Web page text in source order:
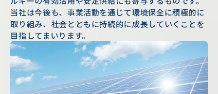
当社は今後も、事業活動を通じて環境保全に積極的に
取り組み、社会とともに持続的に成長していくことを
目指してまいります。